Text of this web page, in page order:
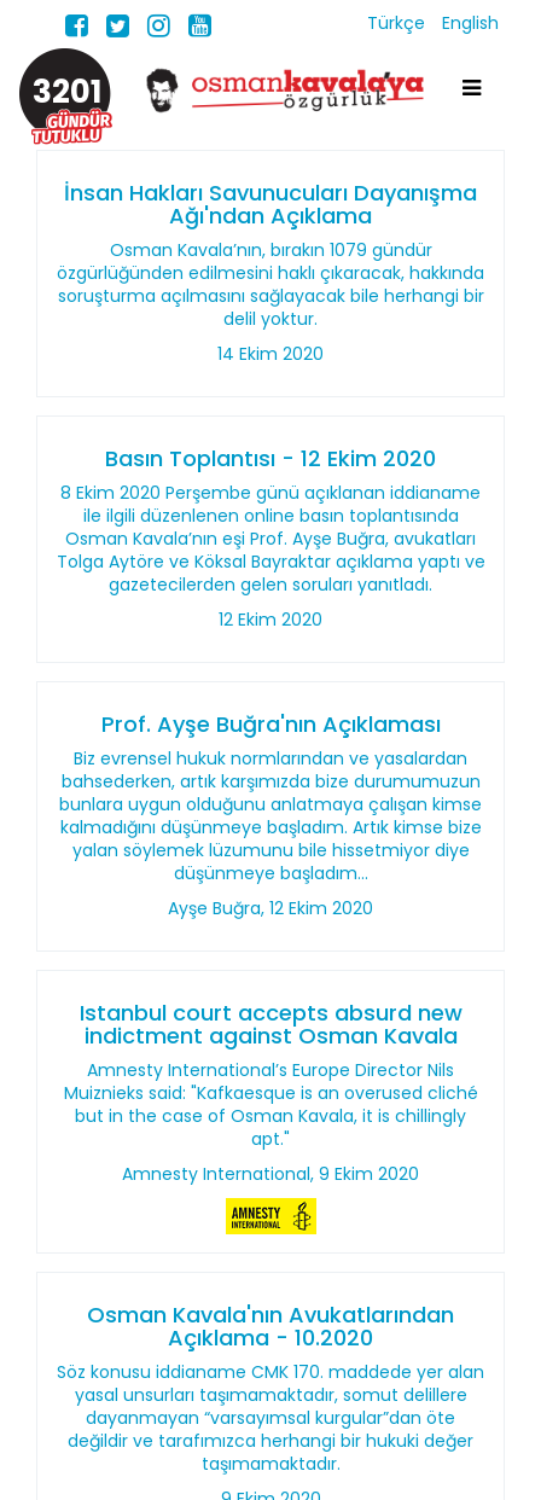
Türkçe English
3201
İnsan Hakları Savunucuları Dayanışma
Ağı'ndan Açıklama
Osman Kavala’nın, bırakın 1079 gündür
özgürlüğünden edilmesini haklı çıkaracak, hakkında
soruşturma açılmasını sağlayacak bile herhangi bir
delil yoktur.
14 Ekim 2020
Basın Toplantısı - 12 Ekim 2020
8 Ekim 2020 Perşembe günü açıklanan iddianame
ile ilgili düzenlenen online basın toplantısında
Osman Kavala’nın eşi Prof. Ayşe Buğra, avukatları
Tolga Aytöre ve Köksal Bayraktar açıklama yaptı ve
gazetecilerden gelen soruları yanıtladı.
12 Ekim 2020
Prof. Ayşe Buğra'nın Açıklaması
Biz evrensel hukuk normlarından ve yasalardan
bahsederken, artık karşımızda bize durumumuzun
bunlara uygun olduğunu anlatmaya çalışan kimse
kalmadığını düşünmeye başladım. Artık kimse bize
yalan söylemek lüzumunu bile hissetmiyor diye
düşünmeye başladım...
Ayşe Buğra, 12 Ekim 2020
Istanbul court accepts absurd new
indictment against Osman Kavala
Amnesty International’s Europe Director Nils
Muiznieks said: "Kafkaesque is an overused cliché
but in the case of Osman Kavala, it is chillingly
apt."
Amnesty International, 9 Ekim 2020
Osman Kavala'nın Avukatlarından
Açıklama - 10.2020
Söz konusu iddianame CMK 170. maddede yer alan
yasal unsurları taşımamaktadır, somut delillere
dayanmayan “varsayımsal kurgular”dan öte
değildir ve tarafımızca herhangi bir hukuki değer
taşımamaktadır.